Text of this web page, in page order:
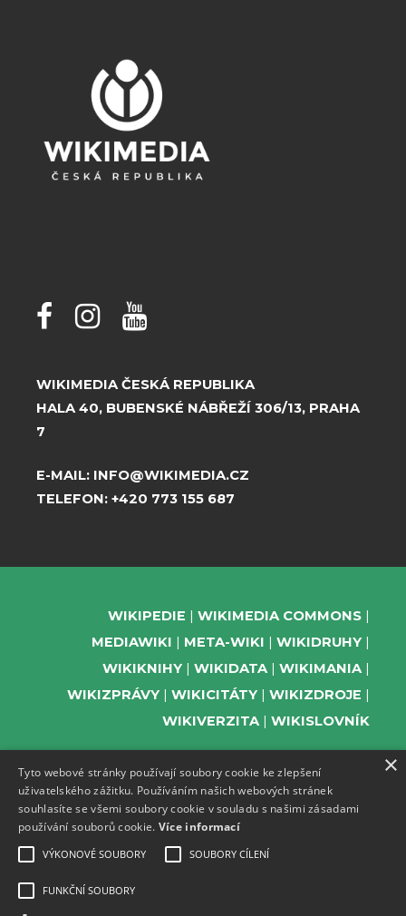
WIKIMEDIA ČESKÁ REPUBLIKA
HALA 40, BUBENSKÉ NÁBŘEŽÍ 306/13, PRAHA
7
E-MAIL: INFO@WIKIMEDIA.CZ
TELEFON: +420 773 155 687
WIKIPEDIE
WIKIMEDIA COMMONS
MEDIAWIKI
META-WIKI
WIKIDRUHY
WIKIKNIHY
WIKIDATA
WIKIMANIA
WIKIZPRÁVY
WIKICITÁTY
WIKIZDROJE
WIKIVERZITA
WIKISLOVNÍK
PODPOŘTE NÁS
ODEBÍREJTE NEWSLETTER
TELEGRAM UDÁLOSTÍ WMČR
×
Tyto webové stránky používají soubory cookie ke zlepšení
uživatelského zážitku. Používáním našich webových stránek
souhlasíte se všemi soubory cookie v souladu s našimi zásadami
používání souborů cookie. Více informací
VÝKONOVÉ SOUBORY SOUBORY CÍLENÍ
FUNKČNÍ SOUBORY